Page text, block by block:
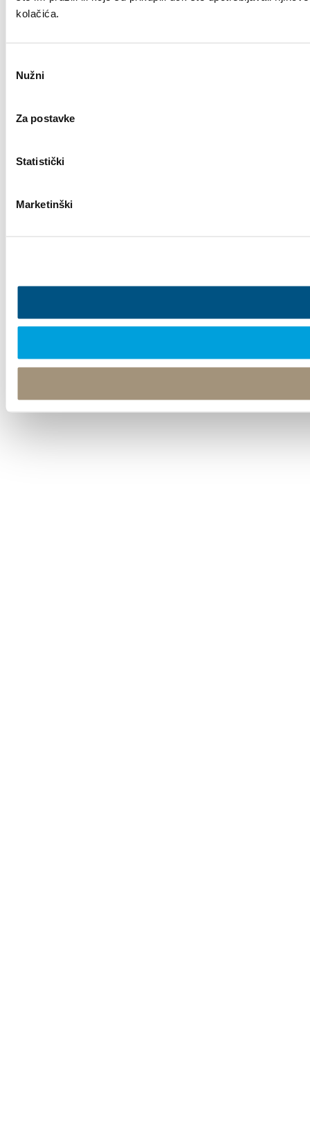
kolačića.
pristanka
Nužni
Za postavke
Statistički
Marketinški